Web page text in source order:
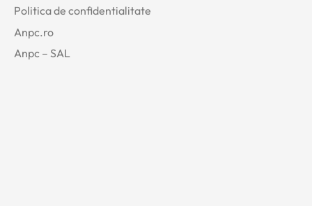
Politica de confidentialitate
Anpc.ro
Anpc – SAL